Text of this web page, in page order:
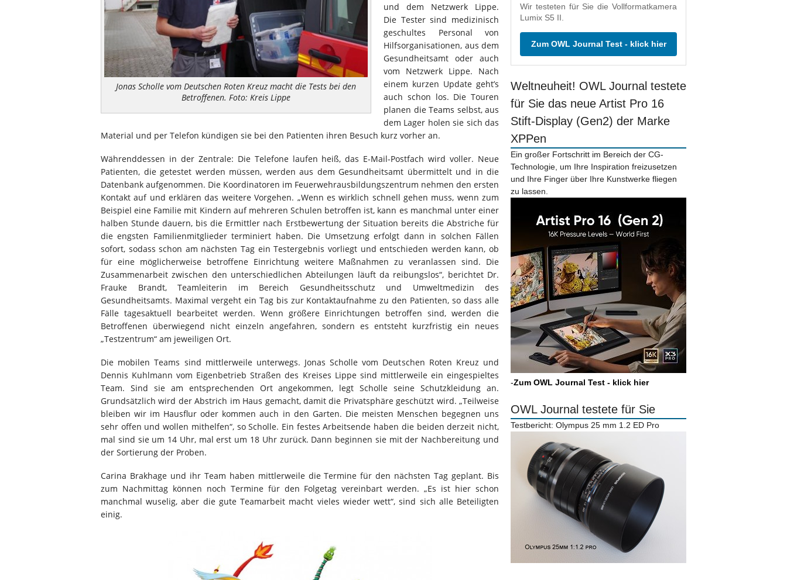
Jonas Scholle vom Deutschen Roten Kreuz macht die Tests bei den
Betroffenen. Foto: Kreis Lippe
und dem Netzwerk Lippe.
Die Tester sind medizinisch
geschultes Personal von
Hilfsorganisationen, aus dem
Gesundheitsamt oder auch
vom Netzwerk Lippe. Nach
einem kurzen Update geht’s
auch schon los. Die Touren
planen die Teams selbst, aus
dem Lager holen sie sich das
Material und per Telefon kündigen sie bei den Patienten ihren Besuch kurz vorher an.
Währenddessen in der Zentrale: Die Telefone laufen heiß, das E-Mail-Postfach wird voller. Neue
Patienten, die getestet werden müssen, werden aus dem Gesundheitsamt übermittelt und in die
Datenbank aufgenommen. Die Koordinatoren im Feuerwehrausbildungszentrum nehmen den ersten
Kontakt auf und erklären das weitere Vorgehen. „Wenn es wirklich schnell gehen muss, wenn zum
Beispiel eine Familie mit Kindern auf mehreren Schulen betroffen ist, kann es manchmal unter einer
halben Stunde dauern, bis die Ermittler nach Erstbewertung der Situation bereits die Abstriche für
die engsten Familienmitglieder terminiert haben. Die Umsetzung erfolgt dann in solchen Fällen
sofort, sodass schon am nächsten Tag ein Testergebnis vorliegt und entschieden werden kann, ob
für eine möglicherweise betroffene Einrichtung weitere Maßnahmen zu veranlassen sind. Die
Zusammenarbeit zwischen den unterschiedlichen Abteilungen läuft da reibungslos“, berichtet Dr.
Frauke Brandt, Teamleiterin im Bereich Gesundheitsschutz und Umweltmedizin des
Gesundheitsamts. Maximal vergeht ein Tag bis zur Kontaktaufnahme zu den Patienten, so dass alle
Fälle tagesaktuell bearbeitet werden. Wenn größere Einrichtungen betroffen sind, werden die
Betroffenen überwiegend nicht einzeln angefahren, sondern es entsteht kurzfristig ein neues
„Testzentrum“ am jeweiligen Ort.
Die mobilen Teams sind mittlerweile unterwegs. Jonas Scholle vom Deutschen Roten Kreuz und
Dennis Kuhlmann vom Eigenbetrieb Straßen des Kreises Lippe sind mittlerweile ein eingespieltes
Team. Sind sie am entsprechenden Ort angekommen, legt Scholle seine Schutzkleidung an.
Grundsätzlich wird der Abstrich im Haus gemacht, damit die Privatsphäre geschützt wird. „Teilweise
bleiben wir im Hausflur oder kommen auch in den Garten. Die meisten Menschen begegnen uns
sehr offen und wollen mithelfen“, so Scholle. Ein festes Arbeitsende haben die beiden derzeit nicht,
mal sind sie um 14 Uhr, mal erst um 18 Uhr zurück. Dann beginnen sie mit der Nachbereitung und
der Sortierung der Proben.
Carina Brakhage und ihr Team haben mittlerweile die Termine für den nächsten Tag geplant. Bis
zum Nachmittag können noch Termine für den Folgetag vereinbart werden. „Es ist hier schon
manchmal wuselig, aber die gute Teamarbeit macht vieles wieder wett“, sind sich alle Beteiligten
einig.
Wir testeten für Sie die Vollformatkamera
Lumix S5 II.
Zum OWL Journal Test - klick hier
Weltneuheit! OWL Journal testete
für Sie das neue Artist Pro 16
Stift-Display (Gen2) der Marke
XPPen
Ein großer Fortschritt im Bereich der CG-
Technologie, um Ihre Inspiration freizusetzen
und Ihre Finger über Ihre Kunstwerke fliegen
zu lassen.
-Zum OWL Journal Test - klick hier
OWL Journal testete für Sie
Testbericht: Olympus 25 mm 1.2 ED Pro